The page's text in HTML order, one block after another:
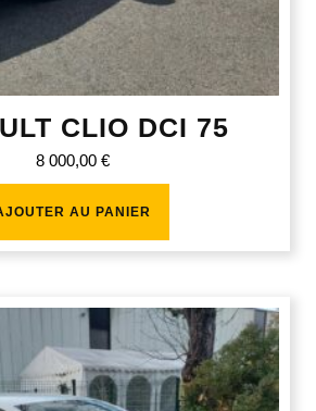
CLIO DCI 75
8 000,00 €
AU PANIER